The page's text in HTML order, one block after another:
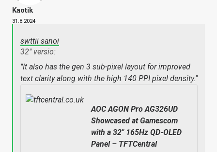
Kaotik
31.8.2024
swttii sanoi
32" versio:
"It also has the gen 3 sub-pixel layout for improved
text clarity along with the high 140 PPI pixel density."
AOC AGON Pro AG326UD
Showcased at Gamescom
with a 32" 165Hz QD-OLED
Panel – TFTCentral